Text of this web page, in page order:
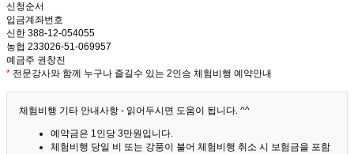
신청순서
입금계좌번호
신한 388-12-054055
농협 233026-51-069957
예금주 권창진
* 전문강사와 함께 누구나 즐길수 있는 2인승 체험비행 예약안내
체험비행 기타 안내사항 - 읽어두시면 도움이 됩니다. ^^
예약금은 1인당 3만원입니다.
체험비행 당일 비 또는 강풍이 불어 체험비행 취소 시 보험금을 포함